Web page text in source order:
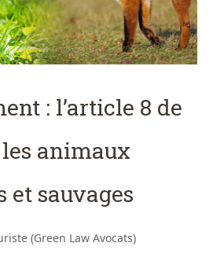
: l’article 8 de
animaux
et sauvages
(Green Law Avocats)